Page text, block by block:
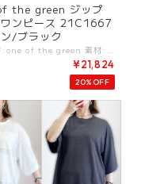
the green ジップ
ワンピース 21C1667
/ブラック
¥21,824
20%OFF